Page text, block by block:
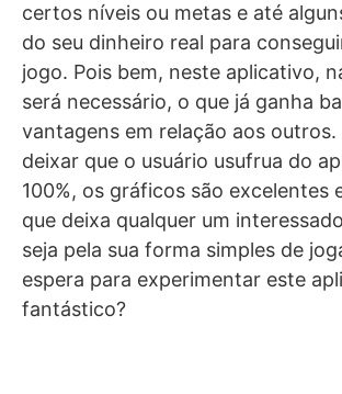
certos níveis ou metas e até
do seu dinheiro real para
jogo. Pois bem, neste aplicativo,
será necessário, o que já ganha
vantagens em relação aos outros.
deixar que o usuário usufrua do
100%, os gráficos são excelentes
que deixa qualquer um
seja pela sua forma simples de
espera para experimentar este
fantástico?